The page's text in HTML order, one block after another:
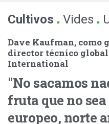
Cultivos . Vides .
Dave Kaufman, como
director técnico
International
"No sacamos
fruta que no
europeo, norte